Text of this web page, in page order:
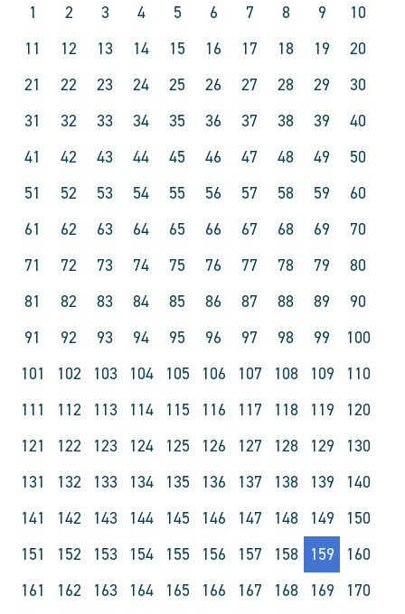
1 2 3 4 5 6 7 8 9
10
11
12 13 14 15 16 17 18 19
20
21
22 23 24 25 26 27 28 29
30
31
32 33 34 35 36 37 38 39
40
41
42 43 44 45 46 47 48 49
50
51
52 53 54 55 56 57 58 59
60
61
62 63 64 65 66 67 68 69
70
71
72 73 74 75 76 77 78 79
80
81
82 83 84 85 86 87 88 89
90
91
92 93 94 95 96 97 98 99
100
101
102 103 104 105 106 107 108 109
110
111
112 113 114 115 116 117 118 119
120
121
122 123 124 125 126 127 128 129
130
131
132 133 134 135 136 137 138 139
140
141
142 143 144 145 146 147 148 149
150
151
152 153 154 155 156 157 158 159
160
161
162 163 164 165 166 167 168 169
170